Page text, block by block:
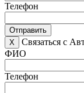
Телефон
Отправить
X
Связаться с
ФИО
Телефон